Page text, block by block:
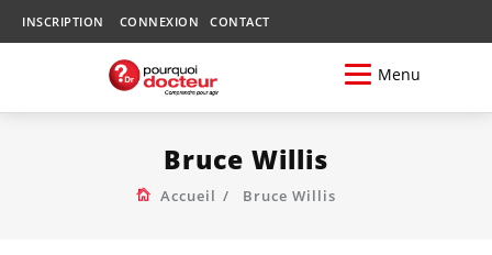
INSCRIPTION CONNEXION CONTACT
Menu
Bruce Willis
Accueil Bruce Willis